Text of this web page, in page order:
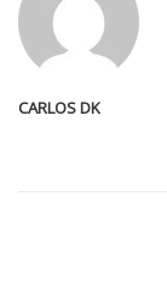
CARLOS DK